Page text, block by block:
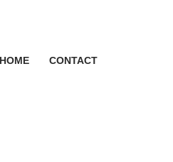
HOME CONTACT